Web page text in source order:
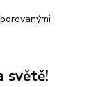
světě!